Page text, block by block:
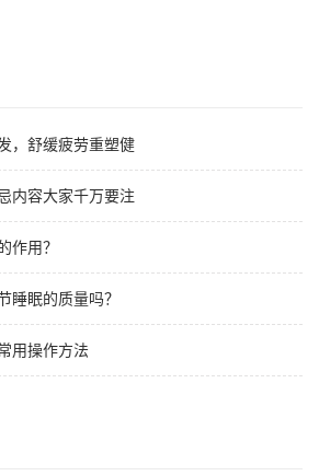
，舒缓疲劳重塑健
内容大家千万要注
作用？
睡眠的质量吗？
用操作方法